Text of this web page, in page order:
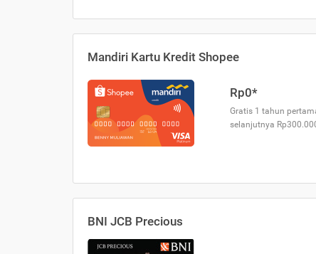
Mandiri Kartu Kredit Shopee
Rp0*
Gratis 1 tahun
selanjutnya
BNI JCB Precious